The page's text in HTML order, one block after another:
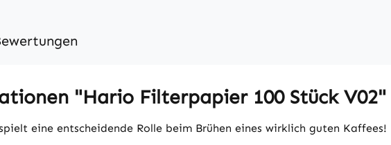
"Hario Filterpapier 100 Stück V02"
eine entscheidende Rolle beim Brühen eines wirklich guten Kaffees!